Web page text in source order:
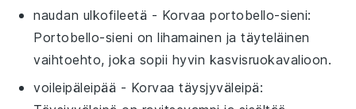
naudan ulkofileetä - Korvaaportobello-sieni:
Portobello-sieni on lihamainen ja täyteläinen
vaihtoehto, joka sopii hyvin kasvisruokavalioon.
voileipäleipää - Korvaatäysjyväleipä: